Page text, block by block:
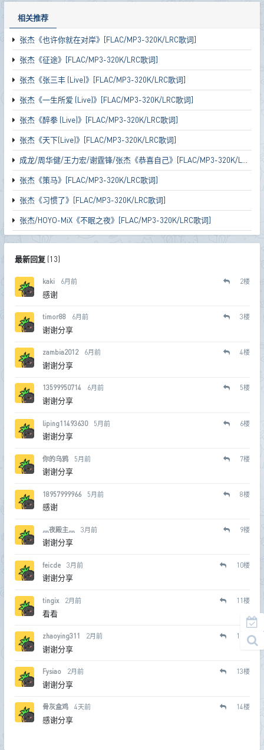
相关推荐
张杰《也许你就在对岸》[FLAC/MP3-320K/LRC歌词]
张杰《征途》[FLAC/MP3-320K/LRC歌词]
张杰《张三丰 (Live)》[FLAC/MP3-320K/LRC歌词]
张杰《一生所爱 (Live)》[FLAC/MP3-320K/LRC歌词]
张杰《醉拳 (Live)》[FLAC/MP3-320K/LRC歌词]
张杰《天下(Live)》[FLAC/MP3-320K/LRC歌词]
成龙/周华健/王力宏/谢霆锋/张杰《恭喜自己》[FLAC/MP3-320K/LRC歌词]
张杰《策马》[FLAC/MP3-320K/LRC歌词]
张杰《习惯了》[FLAC/MP3-320K/LRC歌词]
张杰/HOYO-MiX《不眠之夜》[FLAC/MP3-320K/LRC歌词]
最新回复(13)
kaki 6月前 2楼
感谢
timor88 6月前 3楼
谢谢分享
zambia2012 6月前 4楼
谢谢分享
13599950714 6月前 5楼
谢谢分享
liping11493630 5月前 6楼
谢谢分享
你的乌鸦 5月前 7楼
谢谢分享
18957999966 5月前 8楼
感谢
灬夜殿主灬 3月前 9楼
谢谢分享
feicde 3月前 10楼
谢谢分享
tingix 2月前 11楼
看看
zhaoying311 2月前 12 楼
谢谢分享
Fysiao 2月前 13楼
谢谢分享
骨灰盒鸡 4天前 14楼
感谢分享